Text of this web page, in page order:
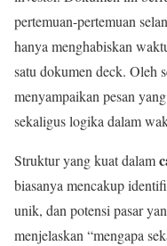
pertemuan-pertemuan
hanya menghabiskan
satu dokumen deck. Oleh
menyampaikan pesan
sekaligus logika dalam
Struktur yang kuat dalam
biasanya mencakup
unik, dan potensi pasar
menjelaskan “mengapa